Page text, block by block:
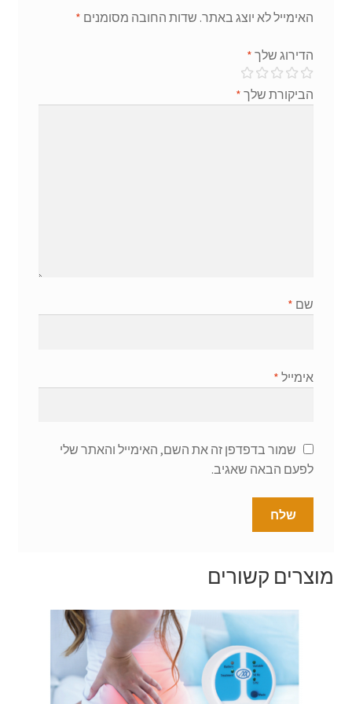
האימייל לא יוצג באתר. שדות החובה מסומנים *
הדירוג שלך *
הביקורת שלך *
שם *
אימייל *
שמור בדפדפן זה את השם, האימייל והאתר שלי
לפעם הבאה שאגיב.
מוצרים קשורים